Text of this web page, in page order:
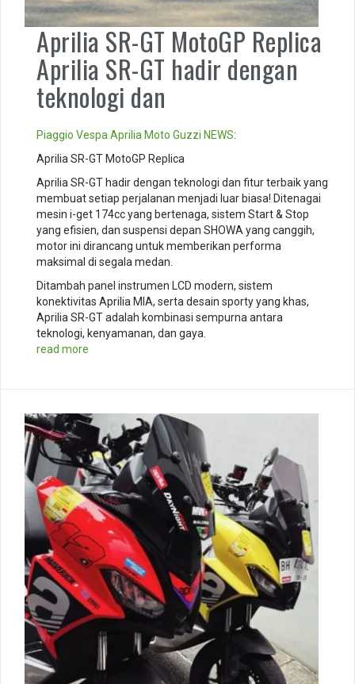
Aprilia SR-GT MotoGP Replica
Aprilia SR-GT hadir dengan
teknologi dan
Piaggio Vespa Aprilia Moto Guzzi NEWS:
Aprilia SR-GT MotoGP Replica
Aprilia SR-GT hadir dengan teknologi dan fitur terbaik yang
membuat setiap perjalanan menjadi luar biasa! Ditenagai
mesin i-get 174cc yang bertenaga, sistem Start & Stop
yang efisien, dan suspensi depan SHOWA yang canggih,
motor ini dirancang untuk memberikan performa
maksimal di segala medan.
Ditambah panel instrumen LCD modern, sistem
konektivitas Aprilia MIA, serta desain sporty yang khas,
Aprilia SR-GT adalah kombinasi sempurna antara
teknologi, kenyamanan, dan gaya.
read more